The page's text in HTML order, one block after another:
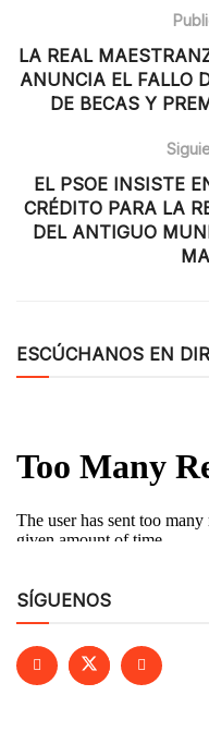
LA REAL
ANUNCIA EL FALLO
DE BECAS Y
EL PSOE INSISTE
CRÉDITO PARA LA
DEL ANTIGUO
ESCÚCHANOS EN
SÍGUENOS